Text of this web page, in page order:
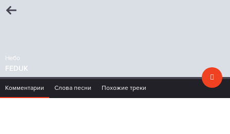
Небо
FEDUK
Комментарии Слова песни Похожие треки